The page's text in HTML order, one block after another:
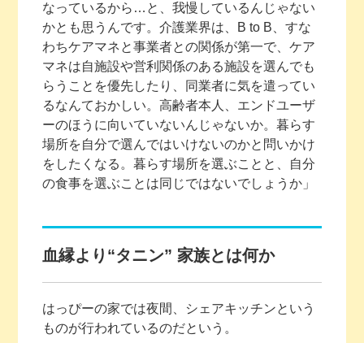
なっているから…と、我慢しているんじゃない
かとも思うんです。介護業界は、B to B、すな
わちケアマネと事業者との関係が第一で、ケア
マネは自施設や営利関係のある施設を選んでも
らうことを優先したり、同業者に気を遣ってい
るなんておかしい。高齢者本人、エンドユーザ
ーのほうに向いていないんじゃないか。暮らす
場所を自分で選んではいけないのかと問いかけ
をしたくなる。暮らす場所を選ぶことと、自分
の食事を選ぶことは同じではないでしょうか」
血縁より“タニン” 家族とは何か
はっぴーの家では夜間、シェアキッチンという
ものが行われているのだという。